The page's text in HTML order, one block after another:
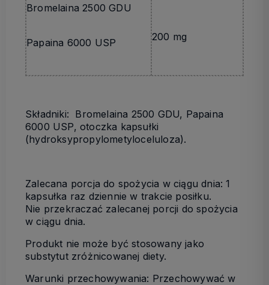
Bromelaina 2500 GDU
Papaina 6000 USP 200 mg
Składniki: Bromelaina 2500 GDU, Papaina
6000 USP, otoczka kapsułki
(hydroksypropylometyloceluloza).
Zalecana porcja do spożycia w ciągu dnia: 1
kapsułka raz dziennie w trakcie posiłku.
Nie przekraczać zalecanej porcji do spożycia
w ciągu dnia.
Produkt nie może być stosowany jako
substytut zróżnicowanej diety.
Warunki przechowywania: Przechowywać w